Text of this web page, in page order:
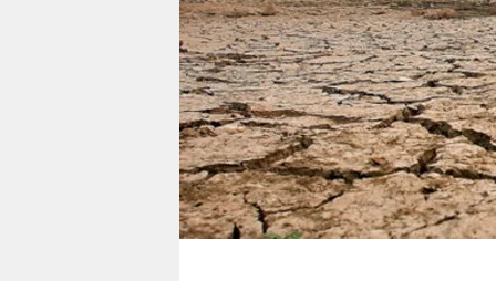
veranstaltungen
shop
fragen & hilfe
unterstützen
abo
genossenschaft